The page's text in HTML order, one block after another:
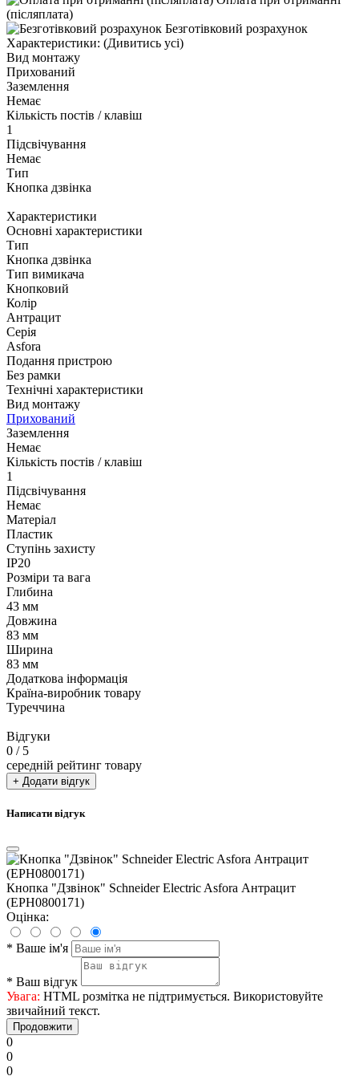
(післяплата)
Безготівковий розрахунок
Характеристики: (Дивитись усі)
Вид монтажу
Прихований
Заземлення
Немає
Кількість постів / клавіш
1
Підсвічування
Немає
Тип
Кнопка дзвінка
Характеристики
Основні характеристики
Тип
Кнопка дзвінка
Тип вимикача
Кнопковий
Колір
Антрацит
Серія
Asfora
Подання пристрою
Без рамки
Технічні характеристики
Вид монтажу
Прихований
Заземлення
Немає
Кількість постів / клавіш
1
Підсвічування
Немає
Матеріал
Пластик
Ступінь захисту
IP20
Розміри та вага
Глибина
43 мм
Довжина
83 мм
Ширина
83 мм
Додаткова інформація
Країна-виробник товару
Туреччина
Відгуки
0 / 5
середній рейтинг товару
+ Додати відгук
Написати відгук
Кнопка "Дзвінок" Schneider Electric Asfora Антрацит
(EPH0800171)
Оцінка:
* Ваше ім'я
* Ваш відгук
Увага: HTML розмітка не підтримується. Використовуйте
звичайний текст.
Продовжити
0
0
0